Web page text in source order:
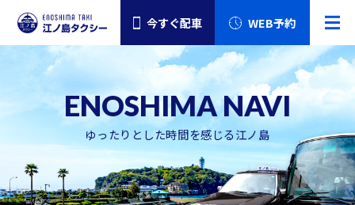
今すぐ配車 WEB予約
ゆったりとした時間を感じる江ノ島